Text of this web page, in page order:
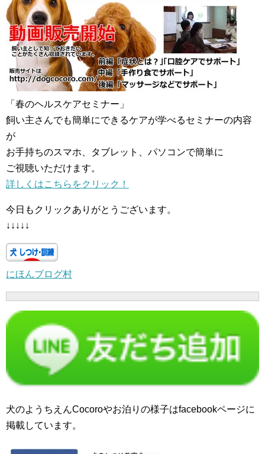
「春のヘルスケアセミナー」
飼い主さんでも簡単にできるケアが学べるセミナーの内容
が
お手持ちのスマホ、タブレット、パソコンで簡単に
ご視聴いただけます。
詳しくはこちらをクリック！
今日もクリックありがとうございます。
↓↓↓↓↓
にほんブログ村
犬のようちえんCocoroやお泊りの様子はfacebookページに
掲載しています。